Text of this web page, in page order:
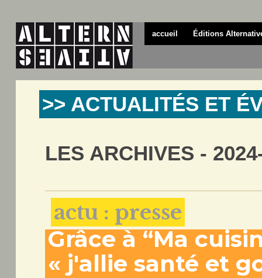
accueil Éditions
>> ACTUALITÉS ET
LES ARCHIVES -
actu : presse
Grâce à “Ma
« j'allie santé et